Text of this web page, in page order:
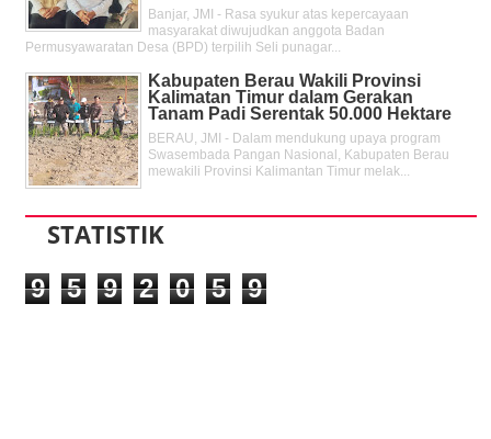
Banjar, JMI - Rasa syukur atas kepercayaan
masyarakat diwujudkan anggota Badan
Permusyawaratan Desa (BPD) terpilih Seli punagar...
Kabupaten Berau Wakili Provinsi
Kalimatan Timur dalam Gerakan
Tanam Padi Serentak 50.000 Hektare
BERAU, JMI - Dalam mendukung upaya program
Swasembada Pangan Nasional, Kabupaten Berau
mewakili Provinsi Kalimantan Timur melak...
STATISTIK
9 5 9 2 0 5 9